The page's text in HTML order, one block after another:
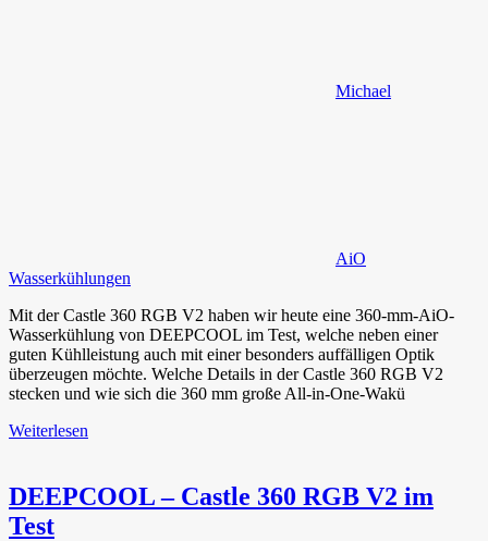
Michael
AiO
Wasserkühlungen
Mit der Castle 360 RGB V2 haben wir heute eine 360-mm-AiO-
Wasserkühlung von DEEPCOOL im Test, welche neben einer
guten Kühlleistung auch mit einer besonders auffälligen Optik
überzeugen möchte. Welche Details in der Castle 360 RGB V2
stecken und wie sich die 360 mm große All-in-One-Wakü
Weiterlesen
DEEPCOOL – Castle 360 RGB V2 im
Test